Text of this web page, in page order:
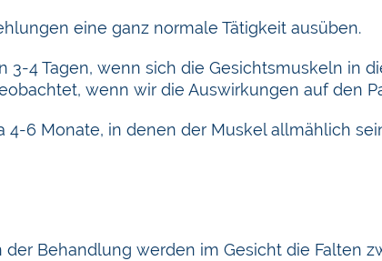
eine ganz normale Tätigkeit ausüben.
4 Tagen, wenn sich die Gesichtsmuskeln in
wenn wir die Auswirkungen auf den
4-6 Monate, in denen der Muskel allmählich
Behandlung werden im Gesicht die Falten